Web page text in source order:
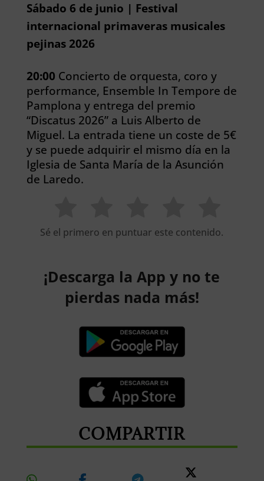
Sábado 6 de junio | Festival
internacional primaveras musicales
pejinas 2026
20:00 Concierto de orquesta, coro y
performance, Ensemble In Tempore de
Pamplona y entrega del premio
“Discatus 2026” a Luis Alberto de
Miguel. La entrada tiene un coste de 5€
y se puede adquirir el mismo día en la
Iglesia de Santa María de la Asunción
de Laredo.
Sé el primero en puntuar este contenido.
¡Descarga la App y no te
pierdas nada más!
COMPARTIR